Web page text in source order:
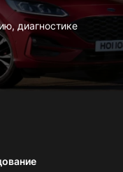
диагностике